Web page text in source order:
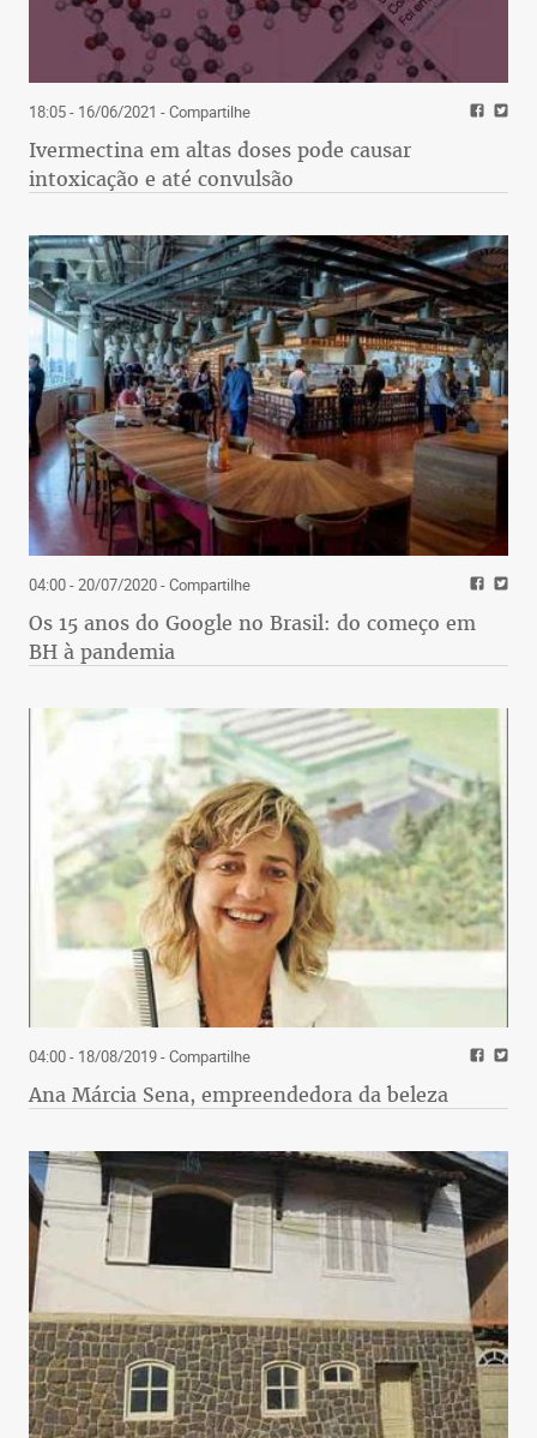
18:05 - 16/06/2021 - Compartilhe
Ivermectina em altas doses pode causar
intoxicação e até convulsão
04:00 - 20/07/2020- Compartilhe
Os 15 anos do Google no Brasil: do começo em
BH à pandemia
04:00 - 18/08/2019- Compartilhe
Ana Márcia Sena, empreendedora da beleza